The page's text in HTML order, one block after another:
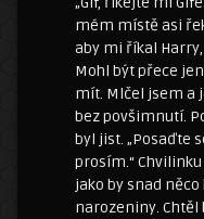
mém místě asi
aby mi říkal
Mohl být přece
mít. Mlčel jsem a
bez povšimnutí.
byl jist. „Posaďte
prosím.“
jako by snad
narozeniny. Chtěl